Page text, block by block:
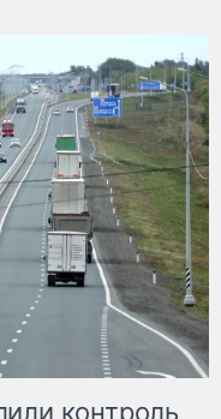
контроль